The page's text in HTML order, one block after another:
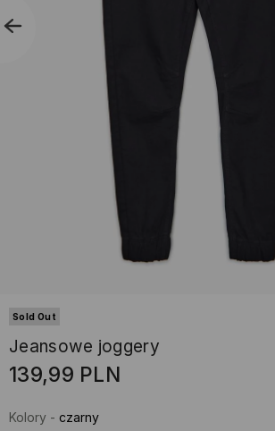
Sold Out
Jeansowe joggery
139,99 PLN
Kolory - czarny